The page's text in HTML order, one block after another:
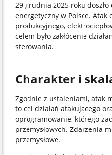
29 grudnia 2025 roku
energetyczny w Polsce. Atak
produkcyjnego,
celem było zakłócenie
sterowania.
Charakter i
Zgodnie z ustaleniami, atak
to cel działań atakującego
oprogramowanie, którego
przemysłowych. Zdarzenia
przemysłowe.